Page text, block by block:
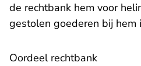
de rechtbank hem voor
gestolen goederen bij hem
Oordeel rechtbank